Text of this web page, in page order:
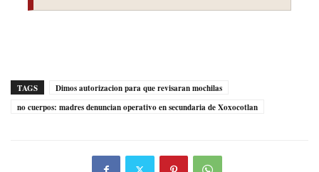
TAGS
Dimos autorizacion para que revisaran mochilas
no cuerpos: madres denuncian operativo en secundaria de Xoxocotlan